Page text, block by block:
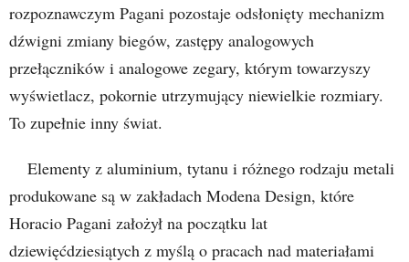
rozpoznawczym Pagani pozostaje odsłonięty mechanizm
dźwigni zmiany biegów, zastępy analogowych
przełączników i analogowe zegary, którym towarzyszy
wyświetlacz, pokornie utrzymujący niewielkie rozmiary.
To zupełnie inny świat.
Elementy z aluminium, tytanu i różnego rodzaju metali
produkowane są w zakładach Modena Design, które
Horacio Pagani założył na początku lat
dziewięćdziesiątych z myślą o pracach nad materiałami